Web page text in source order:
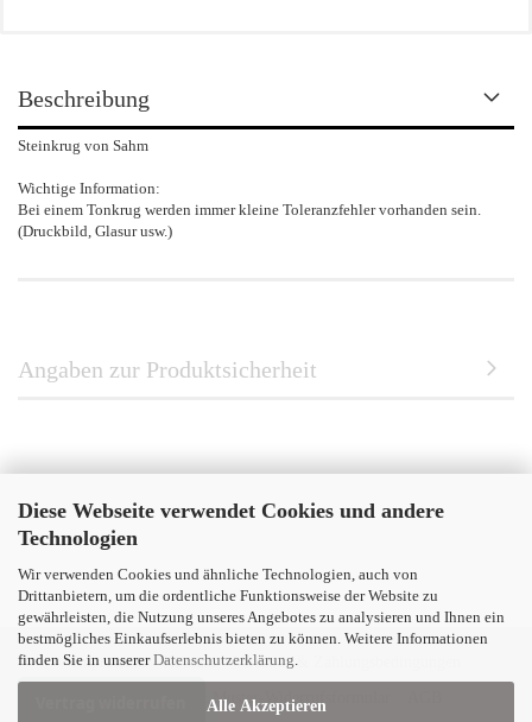
Diese Webseite verwendet Cookies und andere
Technologien
Wir verwenden Cookies und ähnliche Technologien, auch von
Drittanbietern, um die ordentliche Funktionsweise der Website zu
gewährleisten, die Nutzung unseres Angebotes zu analysieren und Ihnen ein
bestmögliches Einkaufserlebnis bieten zu können. Weitere Informationen
finden Sie in unsererDatenschutzerklärung.
Alle Akzeptieren
Beschreibung
Steinkrug von Sahm
Wichtige Information:
Bei einem Tonkrug werden immer kleine Toleranzfehler vorhanden sein.
(Druckbild, Glasur usw.)
Angaben zur Produktsicherheit
Impressum Kontakt
Versand- & Zahlungsbedingungen
Widerrufsrecht & Muster-Widerrufsformular